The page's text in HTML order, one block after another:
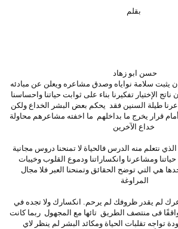
بقلم
حسن ابو زهاد
يثبت سلامة نواياه وصدق مشاعره ويعلن عن مبادئه
الإختيار تفكيرنا بناء على ثوابت حياتنا واحساسنا
طيلة السنين فقد يحكم بعض البشر الخداع ولكن
أمام قرار يخرج ما بداخلهم ما اخفته مشاعرهم محاولة
خداع الآخرين
الذي نتعلم منه الدرس فالحياة لا تمنحنا دروس مجانية
ومشاعرنا وانكساراتنا ودموع القلوب وخيبات
هي التي توضح الحقائق وتمنحنا العبر فلا مجال
المراوغة
لم يقدر ظروفك لم يرحم. انكسارك ولا تجده في
فى منتصف الطريق تائها مع المجهول ربما كانت
تواجه تقلبات الحياة ومكائد البشر لم ينظر لاي